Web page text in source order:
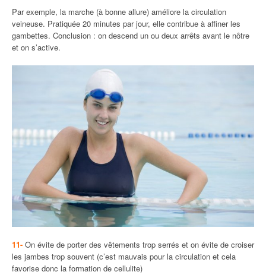
Par exemple, la marche (à bonne allure) améliore la circulation
veineuse. Pratiquée 20 minutes par jour, elle contribue à affiner les
gambettes. Conclusion : on descend un ou deux arrêts avant le nôtre
et on s’active.
11- On évite de porter des vêtements trop serrés et on évite de croiser
les jambes trop souvent (c’est mauvais pour la circulation et cela
favorise donc la formation de cellulite)